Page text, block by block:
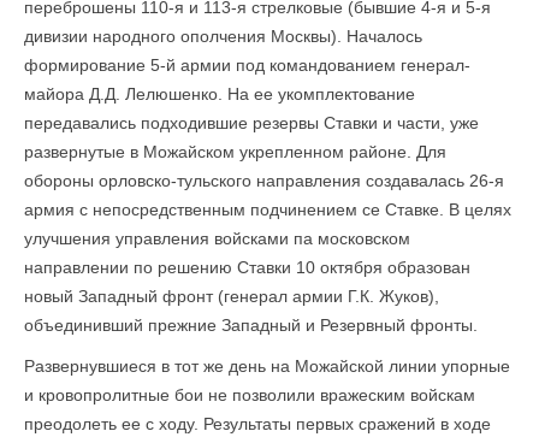
переброшены 110-я и 113-я стрелковые (бывшие 4-я и 5-я
дивизии народного ополчения Москвы). Началось
формирование 5-й армии под командованием генерал-
майора Д.Д. Лелюшенко. На ее укомплектование
передавались подходившие резервы Ставки и части, уже
развернутые в Можайском укрепленном районе. Для
обороны орловско-тульского направления создавалась 26-я
армия с непосредственным подчинением се Ставке. В целях
улучшения управления войсками па московском
направлении по решению Ставки 10 октября образован
новый Западный фронт (генерал армии Г.К. Жуков),
объединивший прежние Западный и Резервный фронты.
Развернувшиеся в тот же день на Можайской линии упорные
и кровопролитные бои не позволили вражеским войскам
преодолеть ее с ходу. Результаты первых сражений в ходе